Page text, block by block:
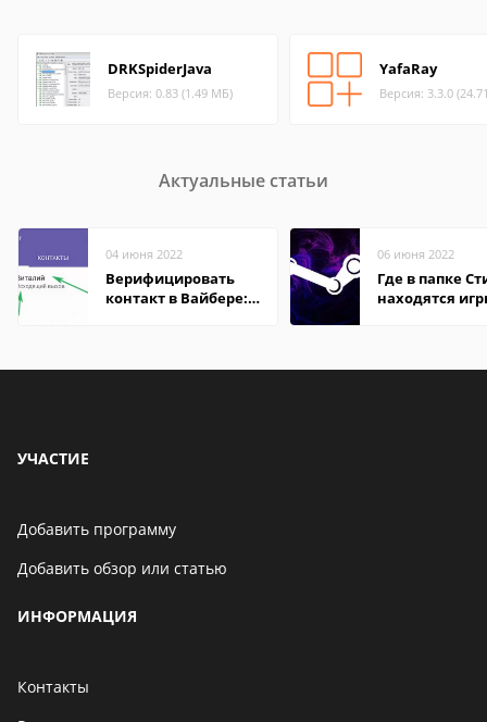
DRKSpiderJava
Версия: 0.83 (1.49 МБ)
YafaRay
Версия: 3.3.0
Актуальные статьи
04 июня 2022
Верифицировать
контакт в Вайбере:
06 июня 2022
Где в папке
находятся
УЧАСТИЕ
Добавить программу
Добавить обзор или статью
ИНФОРМАЦИЯ
Контакты